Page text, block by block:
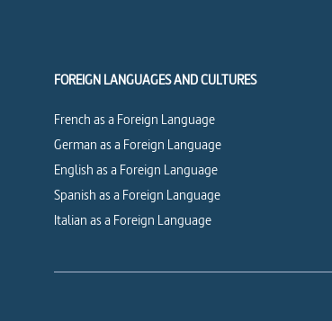
FOREIGN LANGUAGES AND CULTURES
French as a Foreign Language
German as a Foreign Language
English as a Foreign Language
Spanish as a Foreign Language
Italian as a Foreign Language